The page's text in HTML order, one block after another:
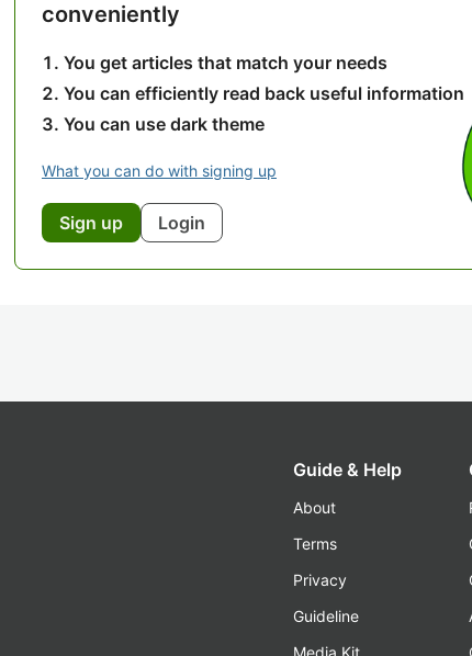
conveniently
You get articles that match your needs
You can efficiently read back useful information
You can use dark theme
What you can do with signing up
Sign up Login
Guide & Help
About
Terms
Privacy
Guideline
Media Kit